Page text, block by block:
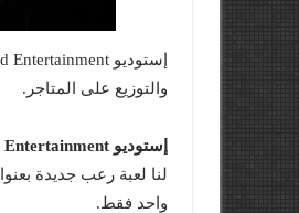
والتوزيع على المتاجر.
إستوديو Dontnod Entertainment
واحد فقط.